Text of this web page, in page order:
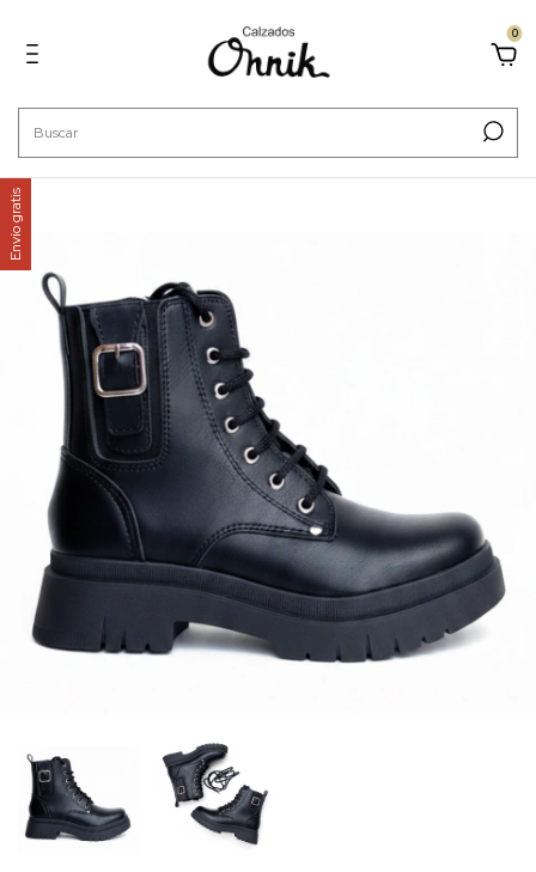
0
Envío gratis